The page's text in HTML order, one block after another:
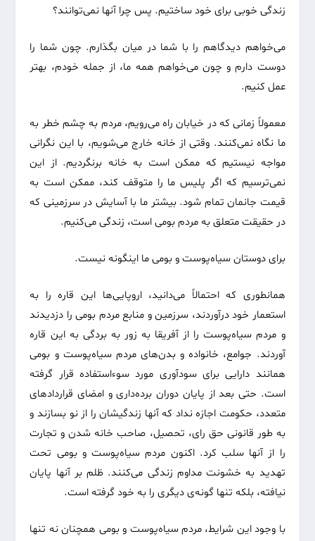
زندگی خوبی برای خود ساختیم. پس چرا آنها نمی‌توانند؟
می‌خواهم دیدگاهم را با شما در میان بگذارم. چون شما را
دوست دارم و چون می‌خواهم همه‌ ما، از جمله خودم، بهتر
عمل کنیم.
معمولاً زمانی که در خیابان راه می‌رویم، مردم به چشم خطر به
ما نگاه نمی‌کنند. وقتی از خانه خارج می‌شویم، با این نگرانی
مواجه نیستیم که ممکن است به خانه برنگردیم. از این
نمی‌ترسیم که اگر پلیس ما را متوقف کند، ممکن است به
قیمت جانمان تمام شود. بیشتر ما با آسایش در سرزمینی که
در حقیقت متعلق به مردم بومی است، زندگی می‌کنیم.
برای دوستان سیاه‌پوست و بومی ما اینگونه نیست.
همانطوری که احتمالاً می‌دانید، اروپایی‌ها این قاره را به
استعمار خود درآوردند، سرزمین و منابع مردم بومی را دزدیدند
و مردم سیاه‌پوست را از آفریقا به زور به بردگی به این قاره
آوردند. جوامع‌، خانواده و بدن‌های مردم سیاه‌پوست و بومی
همانند دارایی‌‌ برای سود‌آوری مورد سوءاستفاده قرار گرفته
است. حتی بعد از پایان دوران برده‌داری و امضای قراردادهای
متعدد، حکومت اجازه نداد که آنها زندگیشان را از نو بسازند و
به طور قانونی‌ حق رای، تحصیل، صاحب خانه شدن و تجارت
را از آنها سلب کرد. اکنون مردم سیاه‌پوست و بومی تحت
تهدید به خشونت مداوم زندگی می‌کنند. ظلم بر آنها پایان
نیافته، بلکه تنها گونه‌ی دیگری را به خود گرفته است.
با وجود این شرایط، مردم سیاه‌پوست و بومی همچنان نه تنها